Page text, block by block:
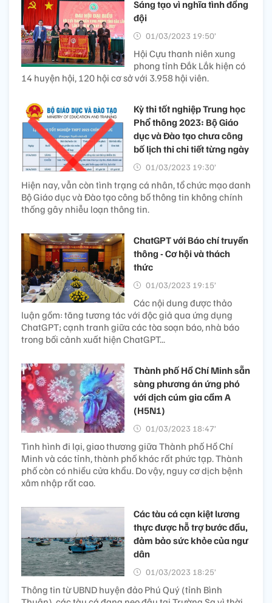
Sáng tạo vì nghĩa tình đồng
đội
01/03/2023 19:50’
Hội Cựu thanh niên xung
phong tỉnh Đắk Lắk hiện có
14 huyện hội, 120 hội cơ sở với 3.958 hội viên.
Kỳ thi tốt nghiệp Trung học
Phổ thông 2023: Bộ Giáo
dục và Đào tạo chưa công
bố lịch thi chi tiết từng ngày
01/03/2023 19:30’
Hiện nay, vẫn còn tình trạng cá nhân, tổ chức mạo danh
Bộ Giáo dục và Đào tạo công bố thông tin không chính
thống gây nhiễu loạn thông tin.
ChatGPT với Báo chí truyền
thông - Cơ hội và thách
thức
01/03/2023 19:15’
Các nội dung được thảo
luận gồm: tăng tương tác với độc giả qua ứng dụng
ChatGPT; cạnh tranh giữa các tòa soạn báo, nhà báo
trong bối cảnh xuất hiện ChatGPT...
Thành phố Hồ Chí Minh sẵn
sàng phương án ứng phó
với dịch cúm gia cầm A
(H5N1)
01/03/2023 18:47’
Tình hình đi lại, giao thương giữa Thành phố Hồ Chí
Minh và các tỉnh, thành phố khác rất phức tạp. Thành
phố còn có nhiều cửa khẩu. Do vậy, nguy cơ dịch bệnh
xâm nhập rất cao.
Các tàu cá cạn kiệt lương
thực được hỗ trợ bước đầu,
đảm bảo sức khỏe của ngư
dân
01/03/2023 18:25’
Thông tin từ UBND huyện đảo Phú Quý (tỉnh Bình